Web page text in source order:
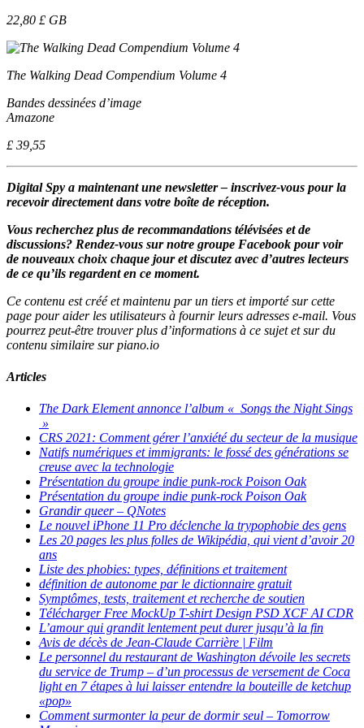
22,80 £ GB
The Walking Dead Compendium Volume 4
Bandes dessinées d’image
Amazone
£ 39,55
Digital Spy a maintenant une newsletter – inscrivez-vous pour la
recevoir directement dans votre boîte de réception.
Vous recherchez plus de recommandations télévisées et de
discussions? Rendez-vous sur notre groupe Facebook pour voir
de nouveaux choix chaque jour et discutez avec d’autres lecteurs
de ce qu’ils regardent en ce moment.
Ce contenu est créé et maintenu par un tiers et importé sur cette
page pour aider les utilisateurs à fournir leurs adresses e-mail. Vous
pourrez peut-être trouver plus d’informations à ce sujet et sur du
contenu similaire sur piano.io
Articles
The Dark Element annonce l’album « Songs the Night Sings
»
CRS 2021: Comment gérer l’anxiété du secteur de la musique
Natifs numériques et immigrants: le fossé des générations se
creuse avec la technologie
Présentation du groupe indie punk-rock Poison Oak
Présentation du groupe indie punk-rock Poison Oak
Grandir queer – QNotes
Le nouvel iPhone 11 Pro déclenche la trypophobie des gens
Les 20 pages les plus folles de Wikipédia, qui vient d’avoir 20
ans
Liste des phobies: types, définitions et traitement
définition de autonome par le dictionnaire gratuit
Symptômes, tests, traitement et recherche de soutien
Télécharger Free MockUp T-shirt Design PSD XCF AI CDR
L’amour qui grandit lentement peut durer jusqu’à la fin
Avis de décès de Jean-Claude Carrière | Film
Le personnel du restaurant de Washington dévoile les secrets
du service de Trump – d’un processus de versement de Coca
light en 7 étapes à lui laisser entendre la bouteille de ketchup
«pop»
Comment surmonter la peur de dormir seul – Tomorrow